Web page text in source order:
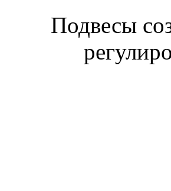
Подвесы